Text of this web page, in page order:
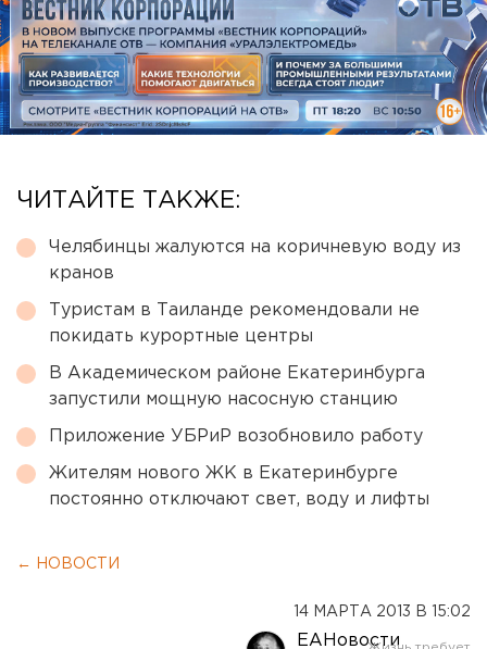
ЧИТАЙТЕ ТАКЖЕ:
Челябинцы жалуются на коричневую воду из
кранов
Туристам в Таиланде рекомендовали не
покидать курортные центры
В Академическом районе Екатеринбурга
запустили мощную насосную станцию
Приложение УБРиР возобновило работу
Жителям нового ЖК в Екатеринбурге
постоянно отключают свет, воду и лифты
← НОВОСТИ
14 МАРТА 2013 В 15:02
ЕАНовости